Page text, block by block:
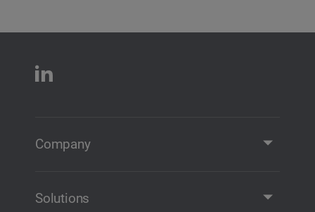
Company
Contact
Solutions